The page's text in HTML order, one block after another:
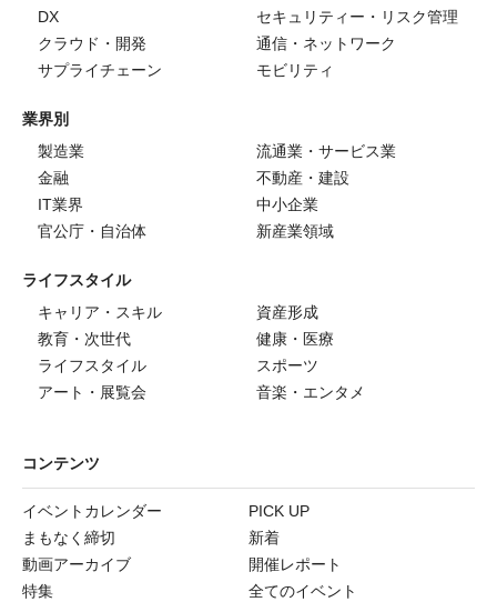
DX
セキュリティー・リスク管理
クラウド・開発
通信・ネットワーク
サプライチェーン
モビリティ
業界別
製造業
流通業・サービス業
金融
不動産・建設
IT業界
中小企業
官公庁・自治体
新産業領域
ライフスタイル
キャリア・スキル
資産形成
教育・次世代
健康・医療
ライフスタイル
スポーツ
アート・展覧会
音楽・エンタメ
コンテンツ
イベントカレンダー
PICK UP
まもなく締切
新着
動画アーカイブ
開催レポート
特集
全てのイベント